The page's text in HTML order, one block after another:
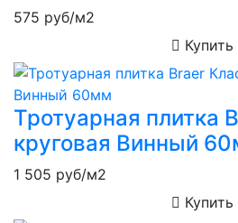
575 руб/м2
Купить
Тротуарная плитка
круговая Винный
1 505 руб/м2
Купить